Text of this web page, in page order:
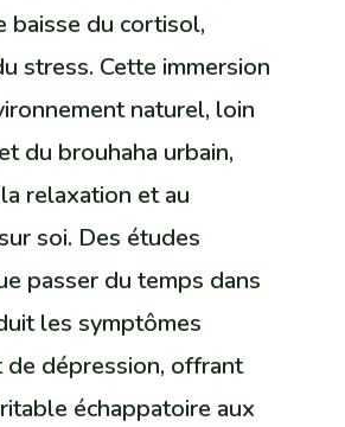
baisse du cortisol,
stress. Cette immersion
naturel, loin
du brouhaha urbain,
relaxation et au
soi. Des études
passer du temps dans
les symptômes
de dépression, offrant
échappatoire aux